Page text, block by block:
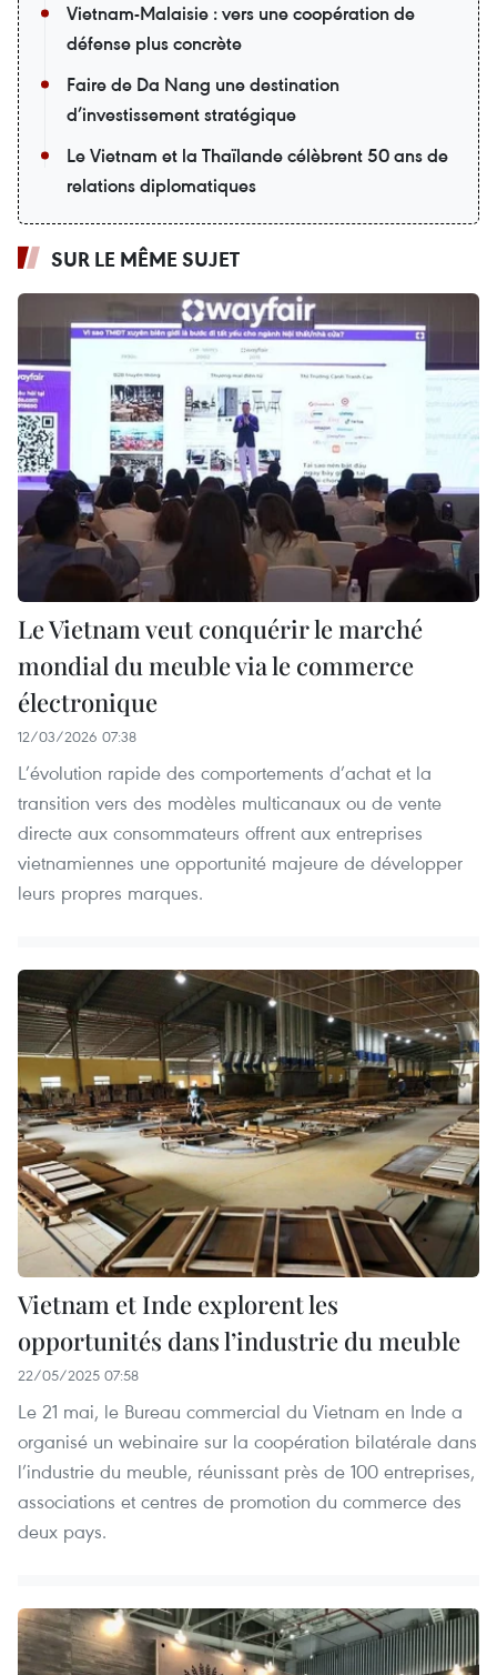
Vietnam-Malaisie : vers une coopération de
défense plus concrète
Faire de Da Nang une destination
d’investissement stratégique
Le Vietnam et la Thaïlande célèbrent 50 ans de
relations diplomatiques
SUR LE MÊME SUJET
Le Vietnam veut conquérir le marché
mondial du meuble via le commerce
électronique
12/03/2026 07:38
L’évolution rapide des comportements d’achat et la
transition vers des modèles multicanaux ou de vente
directe aux consommateurs offrent aux entreprises
vietnamiennes une opportunité majeure de développer
leurs propres marques.
Vietnam et Inde explorent les
opportunités dans l’industrie du meuble
22/05/2025 07:58
Le 21 mai, le Bureau commercial du Vietnam en Inde a
organisé un webinaire sur la coopération bilatérale dans
l’industrie du meuble, réunissant près de 100 entreprises,
associations et centres de promotion du commerce des
deux pays.